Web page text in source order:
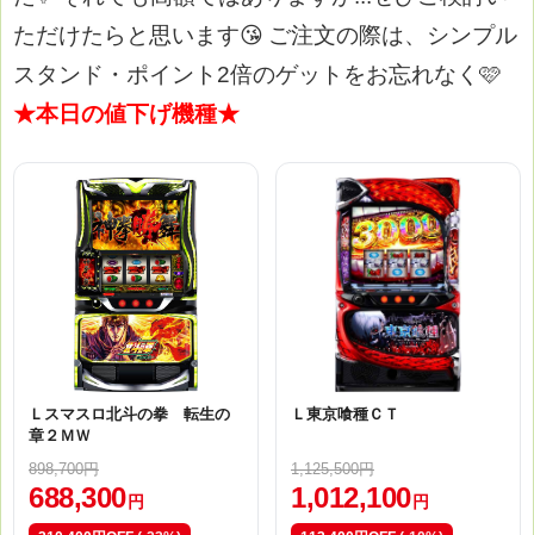
ただけたらと思います😘 ご注文の際は、シンプル
スタンド・ポイント2倍のゲットをお忘れなく🩷
★本日の値下げ機種★
Ｌスマスロ北斗の拳 転生の
章２ＭＷ
898,700円
688,300 円
Ｌ東京喰種ＣＴ
1,125,500円
1,012,100 円